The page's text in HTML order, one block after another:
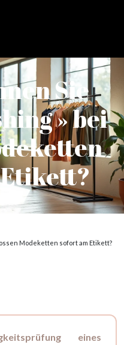
Sie
» bei
Modeketten sofort am Etikett?
eines